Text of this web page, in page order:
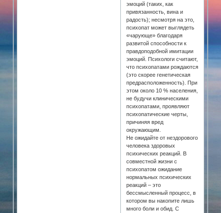
эмоций (таких, как
привязанность, вина и
радость); несмотря на это,
психопат может выглядеть
«чарующе» благодаря
развитой способности к
правдоподобной имитации
эмоций. Психологи считают,
что психопатами рождаются
(это скорее генетическая
предрасположенность). При
этом около 10 % населения,
не будучи клиническими
психопатами, проявляют
психопатические черты,
причиняя вред
окружающим.
Не ожидайте от нездорового
человека здоровых
психических реакций. В
совместной жизни с
психопатом ожидание
нормальных психических
реакций – это
бессмысленный процесс, в
котором вы накопите лишь
много боли и обид. С